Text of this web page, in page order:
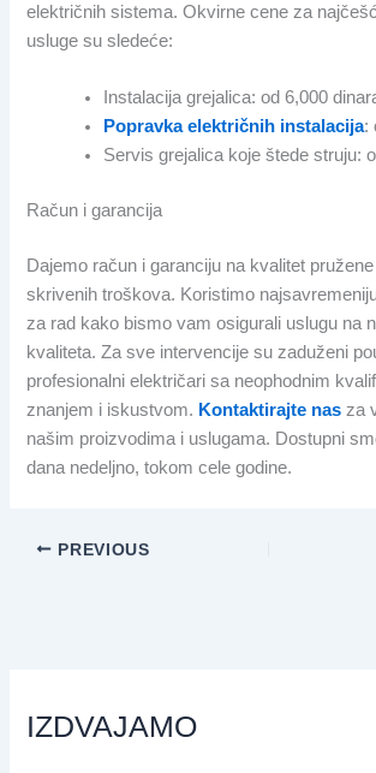
električnih sistema. Okvirne cene za
usluge su sledeće:
Instalacija grejalica: od 6,000
Popravka električnih instalacija:
Servis grejalica koje štede struju:
Račun i garancija
Dajemo račun i garanciju na kvalitet
skrivenih troškova. Koristimo
za rad kako bismo vam osigurali uslugu na
kvaliteta. Za sve intervencije su zaduženi
profesionalni električari sa neophodnim
znanjem i iskustvom. Kontaktirajte nas za
našim proizvodima i uslugama. Dostupni
dana nedeljno, tokom cele godine.
PREVIOUS
IZDVAJAMO